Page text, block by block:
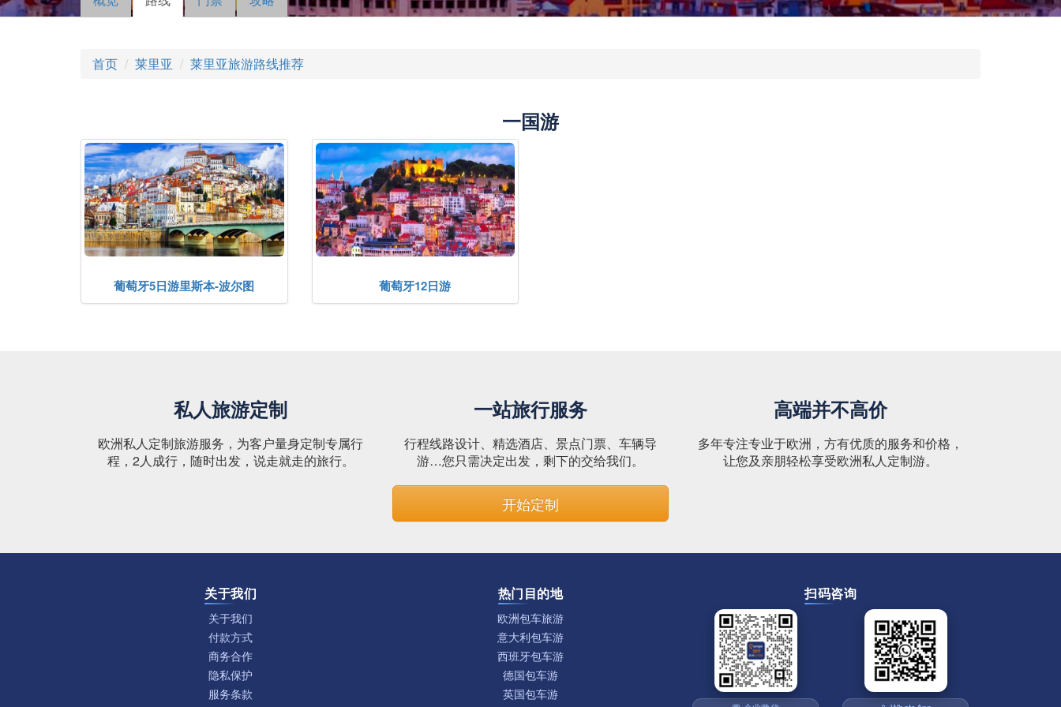
主标签
动标
首页 莱里亚 莱里亚旅游路线推荐
一国游
葡萄牙5日游里斯本-波尔图 葡萄牙12日游
私人旅游定制
欧洲私人定制旅游服务，为客户量身定制专属行
程，2人成行，随时出发，说走就走的旅行。
一站旅行服务
行程线路设计、精选酒店、景点门票、车辆导
游…您只需决定出发，剩下的交给我们。
高端并不高价
多年专注专业于欧洲，方有优质的服务和价格，
让您及亲朋轻松享受欧洲私人定制游。
开始定制
关于我们
关于我们
付款方式
商务合作
隐私保护
服务条款
热门目的地
欧洲包车旅游
意大利包车游
西班牙包车游
德国包车游
英国包车游
扫码咨询